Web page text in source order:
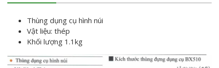
Thùng dụng cụ hình núi
Vật liệu: thép
Khối lượng 1.1kg